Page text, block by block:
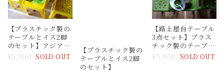
【プラスチック製の
テーブルとイス2脚
のセット】アジア屋
台
¥5,900 SOLD OUT
のセット】
¥5,900
SOLD OUT
【路上屋台テーブル
3点セット】プラス
チック製のテーブル
とイス2脚のセット
¥5,900 SOLD OUT